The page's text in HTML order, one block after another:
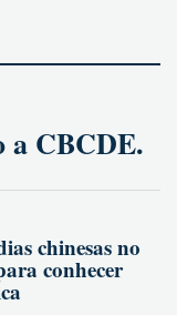
a CBCDE.
chinesas no
conhecer